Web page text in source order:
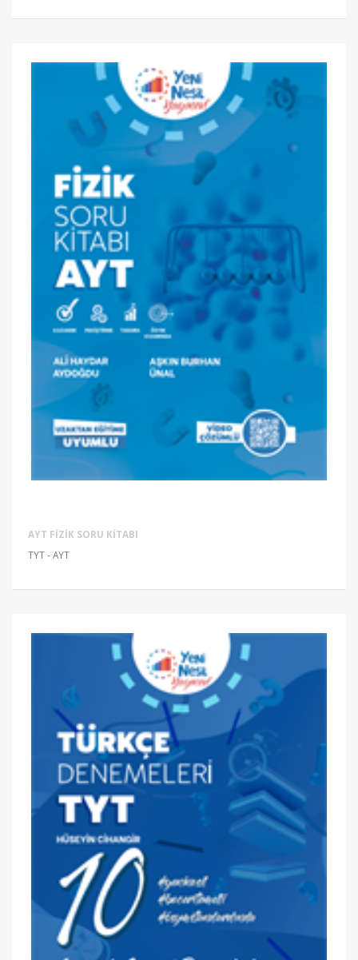
AYT FIZIK SORU KITABI
TYT - AYT